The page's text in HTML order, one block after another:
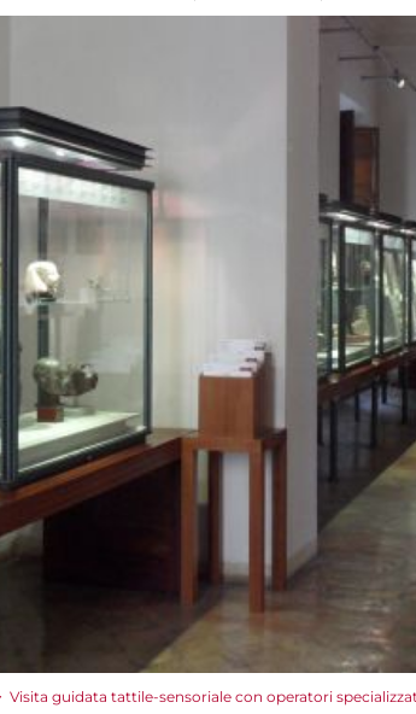
Visita guidata tattile-sensoriale con operatori